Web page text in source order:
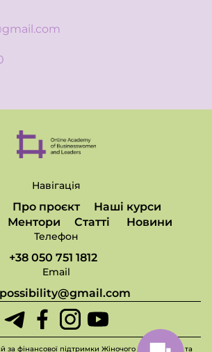
Навігація
Про проєкт
Наші курси
Ментори Статті Новини
Телефон
+38 050 751 1812
Email
за фінансової підтримки Жіночого фонду миру та